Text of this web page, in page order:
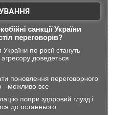
санкції України
переговорів?
по росії стануть
доведеться
поновлення переговорного
- можливо все
попри здоровий глузд і
до останнього